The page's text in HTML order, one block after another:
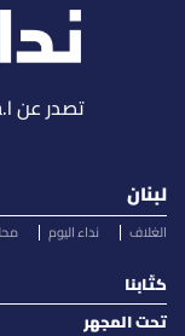
تصدر عن Lebanese Media Production s.a.l
لبنان
الغلاف نداء اليوم
كتّابنا
تحت المجهر